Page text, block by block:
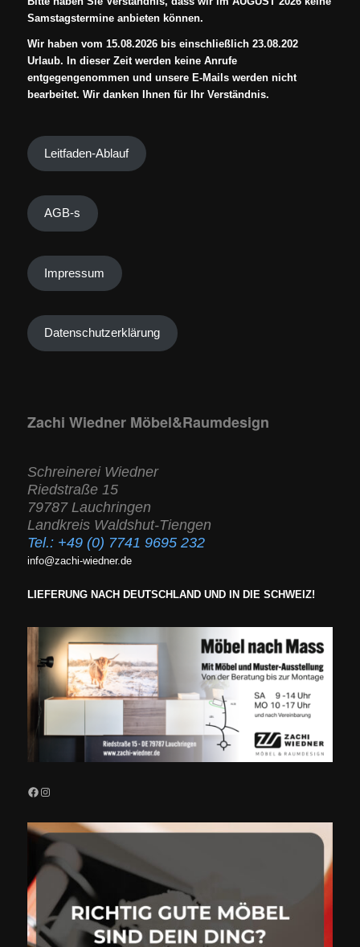
Samstagstermine anbieten können.
Wir haben vom 15.08.2026 bis einschließlich 23.08.202
Urlaub. In dieser Zeit werden keine Anrufe
entgegengenommen und unsere E-Mails werden nicht
bearbeitet. Wir danken Ihnen für Ihr Verständnis.
Leitfaden-Ablauf
AGB-s
Impressum
Datenschutzerklärung
Zachi Wiedner Möbel&Raumdesign
Schreinerei Wiedner
Riedstraße 15
79787 Lauchringen
Landkreis Waldshut-Tiengen
Tel.: +49 (0) 7741 9695 232
info@zachi-wiedner.de
LIEFERUNG NACH DEUTSCHLAND UND IN DIE SCHWEIZ!
Facebook
Instagram